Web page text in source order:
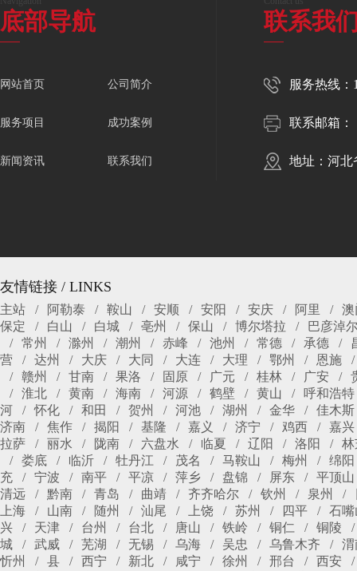
底部导航
网站首页 公司简介
服务项目 成功案例
新闻资讯 联系我们
联系我
服务热线：
联系邮箱：
地址：河北
友情链接 / LINKS
主站 阿勒泰 鞍山 安顺 安阳 安庆 阿里
澳
保定
白山 白城 亳州 保山 博尔塔拉
巴彦淖
常州
滁州 潮州 赤峰 池州 常德 承德
营
达州 大庆 大同 大连 大理 鄂州
恩施
赣州
甘南 果洛 固原 广元 桂林 广安
淮北
黄南 海南 河源 鹤壁 黄山
呼和浩特
河
怀化 和田 贺州 河池 湖州 金华
佳木斯
济南
焦作 揭阳 基隆 嘉义 济宁 鸡西
嘉兴
拉萨
丽水 陇南 六盘水 临夏 辽阳 洛阳
林
娄底
临沂 牡丹江 茂名 马鞍山 梅州
绵阳
充
宁波 南平 平凉 萍乡 盘锦 屏东
平顶山
清远
黔南 青岛 曲靖 齐齐哈尔 钦州 泉州
上海
山南 随州 汕尾 上饶 苏州 四平
石嘴
兴
天津 台州 台北 唐山 铁岭 铜仁
铜陵
城
武威 芜湖 无锡 乌海 吴忠 乌鲁木齐
渭
忻州
县 西宁 新北 咸宁 徐州 邢台
西安